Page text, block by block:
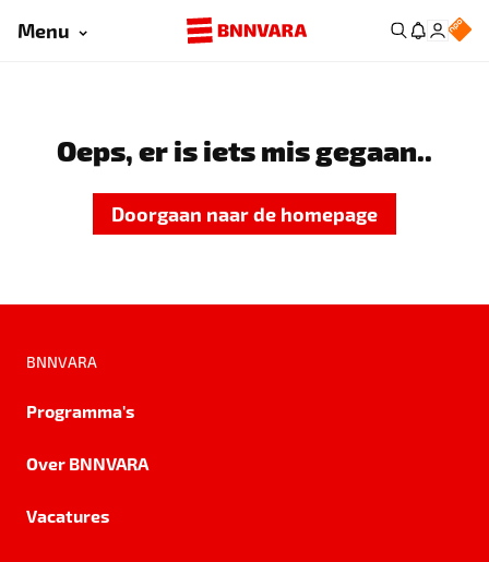
Menu
Oeps, er is iets mis gegaan..
Doorgaan naar de homepage
BNNVARA
Programma's
Over BNNVARA
Vacatures